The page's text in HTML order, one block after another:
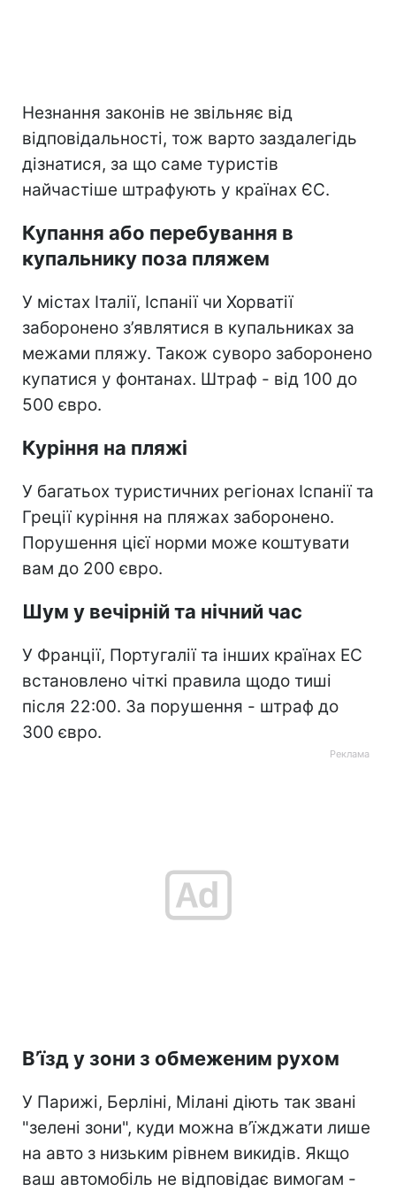
Незнання законів не звільняє від
відповідальності, тож варто заздалегідь
дізнатися, за що саме туристів
найчастіше штрафують у країнах ЄС.
Купання або перебування в
купальнику поза пляжем
У містах Італії, Іспанії чи Хорватії
заборонено з’являтися в купальниках за
межами пляжу. Також суворо заборонено
купатися у фонтанах. Штраф - від 100 до
500 євро.
Куріння на пляжі
У багатьох туристичних регіонах Іспанії та
Греції куріння на пляжах заборонено.
Порушення цієї норми може коштувати
вам до 200 євро.
Шум у вечірній та нічний час
У Франції, Португалії та інших країнах ЕС
встановлено чіткі правила щодо тиші
після 22:00. За порушення - штраф до
300 євро.
В’їзд у зони з обмеженим рухом
У Парижі, Берліні, Мілані діють так звані
"зелені зони", куди можна в’їжджати лише
на авто з низьким рівнем викидів. Якщо
ваш автомобіль не відповідає вимогам -